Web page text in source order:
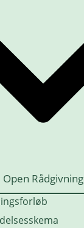
Open Rådgivning